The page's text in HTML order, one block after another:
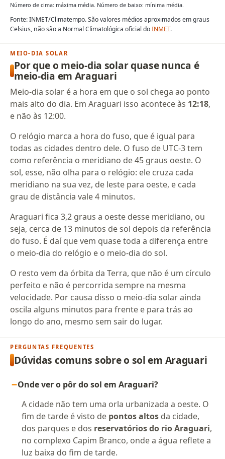
Número de cima: máxima média. Número de baixo: mínima média.
Fonte: INMET/Climatempo. São valores médios aproximados em graus
Celsius, não são a Normal Climatológica oficial doINMET.
MEIO-DIA SOLAR
Por que o meio-dia solar quase nunca é
meio-dia em Araguari
Meio-dia solar é a hora em que o sol chega ao ponto
mais alto do dia. Em Araguari isso acontece às 12:18,
e não às 12:00.
O relógio marca a hora do fuso, que é igual para
todas as cidades dentro dele. O fuso de UTC-3 tem
como referência o meridiano de 45 graus oeste. O
sol, esse, não olha para o relógio: ele cruza cada
meridiano na sua vez, de leste para oeste, e cada
grau de distância vale 4 minutos.
Araguari fica 3,2 graus a oeste desse meridiano, ou
seja, cerca de 13 minutos de sol depois da referência
do fuso. É daí que vem quase toda a diferença entre
o meio-dia do relógio e o meio-dia do sol.
O resto vem da órbita da Terra, que não é um círculo
perfeito e não é percorrida sempre na mesma
velocidade. Por causa disso o meio-dia solar ainda
oscila alguns minutos para frente e para trás ao
longo do ano, mesmo sem sair do lugar.
PERGUNTAS FREQUENTES
Dúvidas comuns sobre o sol em Araguari
Onde ver o pôr do sol em Araguari?
A cidade não tem uma orla urbanizada a oeste. O
fim de tarde é visto de pontos altosda cidade,
dos parques e dos reservatórios do rio Araguari,
no complexo Capim Branco, onde a água reflete a
luz baixa do fim de tarde.